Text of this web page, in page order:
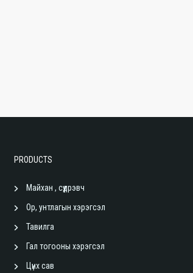
PRODUCTS
Майхан , сүүдрэвч
Ор, унтлагын хэрэгсэл
Тавилга
Гал тогооны хэрэгсэл
Цүнх сав